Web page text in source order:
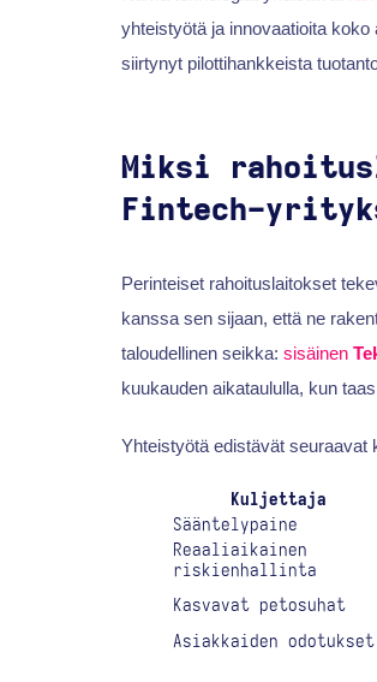
yhteistyötä ja innovaatioita
siirtynyt pilottihankkeista
Miksi
Fintech-
Perinteiset rahoituslaitokset
kanssa sen sijaan, että ne
taloudellinen seikka: sisäinen
kuukauden aikataululla, kun taas
Yhteistyötä edistävät seuraavat
Kuljettaja
Sääntelypaine
Reaaliaikainen
riskienhallinta
Kasvavat petosuhat
Asiakkaiden odotukset